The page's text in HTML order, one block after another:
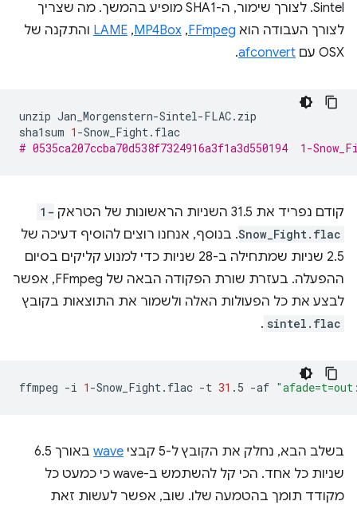
Sintel. לצורך שימור, ה-SHA1 מופיע בהמשך. מה שצריך
לצורך העבודה הוא FFmpeg
,‏
MP4Box
,‏
LAME והתקנה של
OSX עם
afconvert
.
unzip Jan_Morgenstern-Sintel-FLAC.zip
sha1sum 1
# 0535ca207ccba70d538f7324916a3f1a3d550194  1-
קודם נפריד את 31.5 השניות הראשונות של הטראק
1-
Snow_Fight.flac. בנוסף, אנחנו רוצים להוסיף דעיכה של
2.5 שניות שמתחילה ב-28 שניות כדי למנוע קליקים בסיום
ההפעלה. בעזרת שורת הפקודה הבאה של FFmpeg, אפשר
לבצע את כל הפעולות האלה ולשמור את התוצאות בקובץ
sintel.flac
.
ffmpeg -i 1 -Snow_Fight.flac -t 31 .5 -af
בשלב הבא, נחלק את הקובץ ל-5 קבצי wave
באורך 6.5
שניות כל אחד. הכי קל להשתמש ב-wave כי כמעט כל
מקודד תומך בהטמעה שלו. שוב, אפשר לעשות זאת